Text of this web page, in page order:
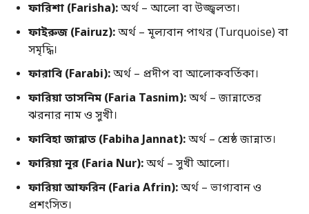
ফারিশা (Farisha):অর্থ – আলো বা উজ্জ্বলতা।
ফাইরুজ (Fairuz):অর্থ – মূল্যবান পাথর (Turquoise) বা
সমৃদ্ধি।
ফারাবি (Farabi):অর্থ – প্রদীপ বা আলোকবর্তিকা।
ফারিয়া তাসনিম (Faria Tasnim):অর্থ – জান্নাতের
ঝরনার নাম ও সুখী।
ফাবিহা জান্নাত (Fabiha Jannat):অর্থ – শ্রেষ্ঠ জান্নাত।
ফারিয়া নূর (Faria Nur):অর্থ – সুখী আলো।
ফারিয়া আফরিন (Faria Afrin):অর্থ – ভাগ্যবান ও
প্রশংসিত।